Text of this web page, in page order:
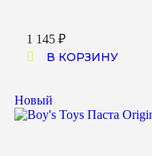
1 145 ₽
В КОРЗИНУ
Новый